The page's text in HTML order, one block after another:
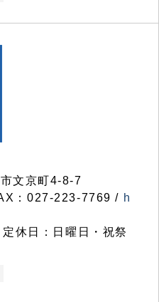
文京町4-8-7
：027-223-7769 / h
休日：日曜日・祝祭